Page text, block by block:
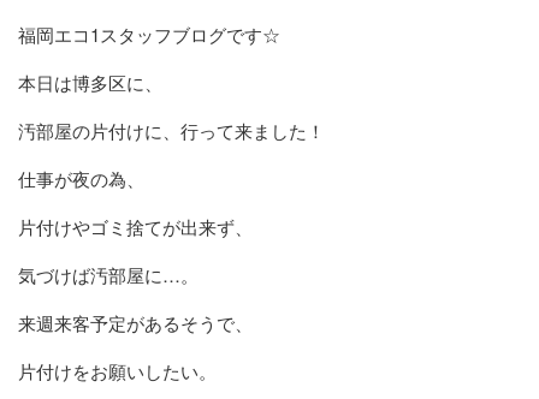
福岡エコ1スタッフブログです☆
本日は博多区に、
汚部屋の片付けに、行って来ました！
仕事が夜の為、
片付けやゴミ捨てが出来ず、
気づけば汚部屋に…。
来週来客予定があるそうで、
片付けをお願いしたい。